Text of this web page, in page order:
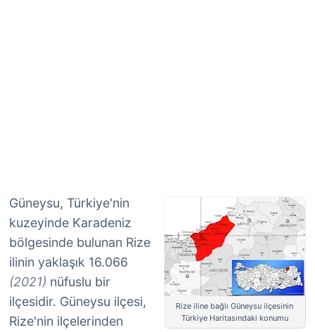
Rize iline bağlı Güneysu ilçesinin
Türkiye Haritasındaki konumu
Güneysu, Türkiye'nin
kuzeyinde Karadeniz
bölgesinde bulunan Rize
ilinin yaklaşık 16.066
(2021) nüfuslu bir
ilçesidir. Güneysu ilçesi,
Rize'nin ilçelerinden